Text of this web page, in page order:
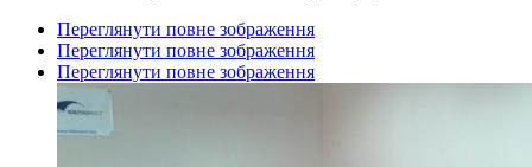
Переглянути повне зображення
Переглянути повне зображення
Переглянути повне зображення